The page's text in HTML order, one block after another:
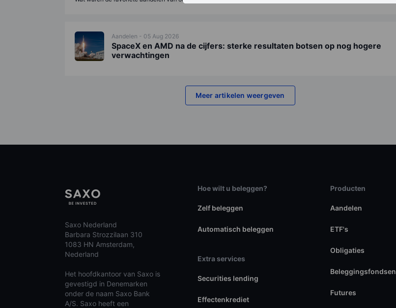
Aandelen - 05 Aug 2026
SpaceX en AMD na de cijfers: sterke resultaten botsen op nog hogere
verwachtingen
Meer artikelen weergeven
Saxo Nederland
Barbara Strozzilaan 310
1083 HN Amsterdam,
Nederland
Het hoofdkantoor van Saxo is
gevestigd in Denemarken
onder de naam Saxo Bank
A/S. Saxo heeft een
Hoe wilt u beleggen?
Zelf beleggen
Automatisch beleggen
Extra services
Securities lending
Effectenkrediet
Producten
Aandelen
ETF's
Obligaties
Beleggingsfondsen
Futures